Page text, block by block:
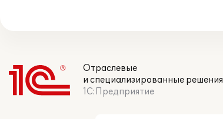
Отраслевые
и специализированные решения
1С:Предприятие